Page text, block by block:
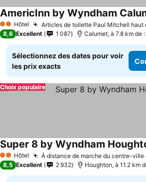
2 Étoiles
Hôtel Articles de toilette Paul Mitchell haut
AmericInn by Wyndham
8,6 Excellent 1 087 Calumet, à 7.8 km de
Sélectionnez des dates pour voir
les prix exacts
Choix populaire
2 Étoiles
Hôtel À distance de marche du centre-
Super 8 by Wyndham
8,5 Excellent 2 932 Houghton, à 11.2 km